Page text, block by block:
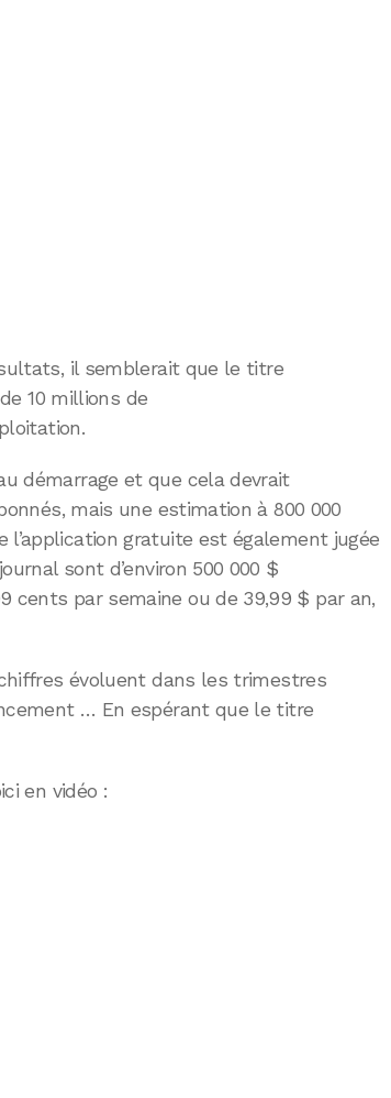
il semblerait que le titre
10 millions de
démarrage et que cela devrait
mais une estimation à 800 000
gratuite est également jugée
sont d’environ 500 000 $
cents par semaine ou de 39,99 $ par an,
évoluent dans les trimestres
… En espérant que le titre
en vidéo :